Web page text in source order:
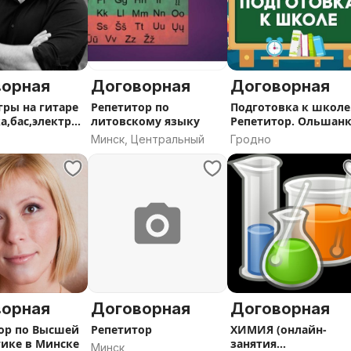
Стамбуле! Я умею это
и различных
собеседований,
уехать жить и работать
барьера. Обучение по
Quizlet + по максимуму
на гитаре
Договорная
Репетитор по
литовскому языку
Минск, Центральный
Договорная
Подготовка к
Репетитор.
Гродно
по Высшей
в Минске
Договорная
Репетитор
Минск
Договорная
ХИМИЯ (онлайн-
занятия